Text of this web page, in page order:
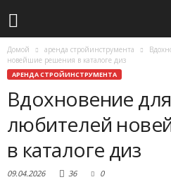
Домой аренда стройинструмента
новейшие решения в каталоге диз
АРЕНДА СТРОЙИНСТРУМЕНТА
Вдохновение
любителей
в каталоге диз
09.04.2026 36 0